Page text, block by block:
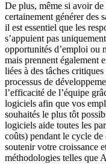
De plus, même si avoir de
certainement générer des
il est essentiel que les
s’appuient pas
opportunités d’emploi ou
mais prennent également
liées à des tâches
processus de
l’efficacité de l’équipe
logiciels afin que vos
souhaités le plus tôt
logiciels aide toutes les
coûts) pendant le cycle
soutenir votre croissance
méthodologies telles que